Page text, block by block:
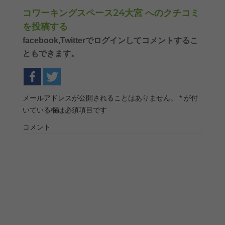
コワーキングスペース24大宮 へのクチコミ
を投稿する
facebook,Twitterでログインしてコメントするこ
ともできます。
メールアドレスが公開されることはありません。 * が付
いている欄は必須項目です
コメント